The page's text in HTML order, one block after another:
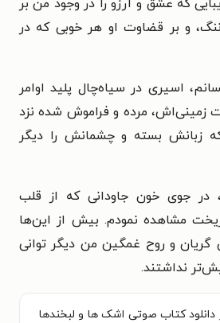
که عشق و آرزو را در وجود من بر
و بر قضاوت او هر خوبی که در
اسیری در سیاه‌چال پلید اوامر
زمینی‌اش، مرده و فراموش شده نزد
زبانش بسته و چشمانش را دیگر
در جوی خون جاودانی که از قلب
مشاهده نمودم. بیش از این‌ها
و روح غمگین من دیگر توانی
نداشتند.
دانلود کتاب صوتی اشک‌ ها و لبخند‌ها